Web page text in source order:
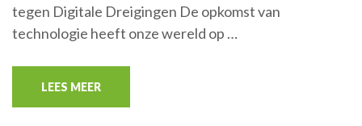
tegen Digitale Dreigingen De opkomst van
technologie heeft onze wereld op …
LEES MEER